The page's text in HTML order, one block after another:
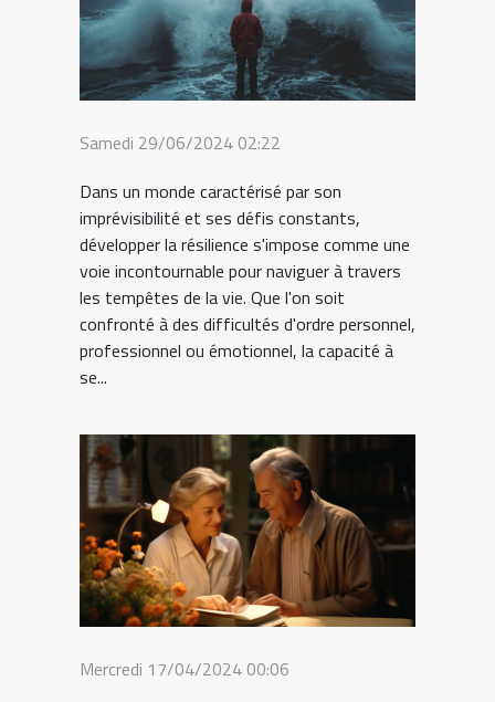
Samedi 29/06/2024 02:22
Dans un monde caractérisé par son
imprévisibilité et ses défis constants,
développer la résilience s'impose comme une
voie incontournable pour naviguer à travers
les tempêtes de la vie. Que l'on soit
confronté à des difficultés d'ordre personnel,
professionnel ou émotionnel, la capacité à
se...
Mercredi 17/04/2024 00:06